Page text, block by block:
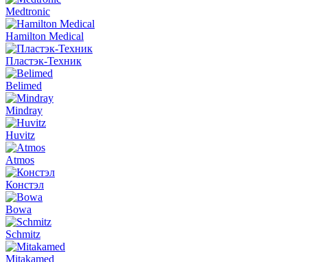
Medtronic
Hamilton Medical
Пластэк-Техник
Belimed
Mindray
Huvitz
Atmos
Констэл
Bowa
Schmitz
Mitakamed